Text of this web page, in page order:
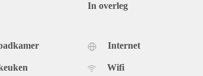
In overleg
Internet
Wifi